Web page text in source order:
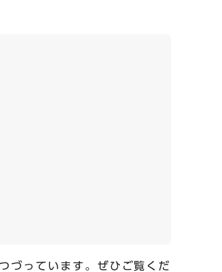
づっています。ぜひご覧くだ